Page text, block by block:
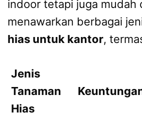
indoor tetapi juga mudah
menawarkan berbagai
hias untuk kantor,
Jenis
Tanaman
Hias